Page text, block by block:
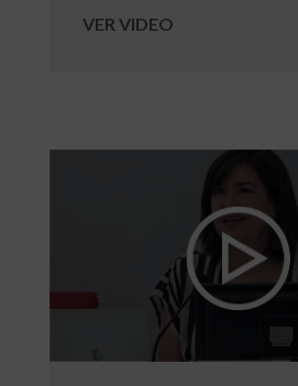
VER VIDEO